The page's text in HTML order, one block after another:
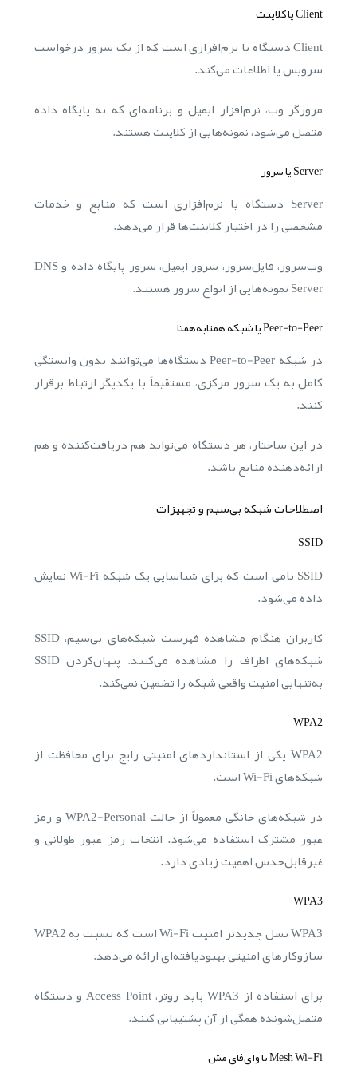
Client یا کلاینت
Client دستگاه یا نرم‌افزاری است که از یک سرور درخواست
سرویس یا اطلاعات می‌کند.
مرورگر وب، نرم‌افزار ایمیل و برنامه‌ای که به پایگاه داده
متصل می‌شود، نمونه‌هایی از کلاینت هستند.
Server یا سرور
Server دستگاه یا نرم‌افزاری است که منابع و خدمات
مشخصی را در اختیار کلاینت‌ها قرار می‌دهد.
وب‌سرور، فایل‌سرور، سرور ایمیل، سرور پایگاه داده و DNS
Server نمونه‌هایی از انواع سرور هستند.
Peer-to-Peer یا شبکه همتا‌به‌همتا
در شبکه Peer-to-Peer دستگاه‌ها می‌توانند بدون وابستگی
کامل به یک سرور مرکزی، مستقیماً با یکدیگر ارتباط برقرار
کنند.
در این ساختار، هر دستگاه می‌تواند هم دریافت‌کننده و هم
ارائه‌دهنده منابع باشد.
اصطلاحات شبکه بی‌سیم و تجهیزات
SSID
SSID نامی است که برای شناسایی یک شبکه Wi-Fi نمایش
داده می‌شود.
کاربران هنگام مشاهده فهرست شبکه‌های بی‌سیم، SSID
شبکه‌های اطراف را مشاهده می‌کنند. پنهان‌کردن SSID
به‌تنهایی امنیت واقعی شبکه را تضمین نمی‌کند.
WPA2
WPA2 یکی از استانداردهای امنیتی رایج برای محافظت از
شبکه‌های Wi-Fi است.
در شبکه‌های خانگی معمولاً از حالت WPA2-Personal و رمز
عبور مشترک استفاده می‌شود. انتخاب رمز عبور طولانی و
غیرقابل‌حدس اهمیت زیادی دارد.
WPA3
WPA3 نسل جدیدتر امنیت Wi-Fi است که نسبت به WPA2
سازوکارهای امنیتی بهبودیافته‌ای ارائه می‌دهد.
برای استفاده از WPA3 باید روتر، Access Point و دستگاه
متصل‌شونده همگی از آن پشتیبانی کنند.
Mesh Wi-Fi یا وای‌فای مش